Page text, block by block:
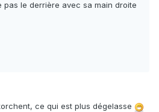
pas le derrière avec sa main droite
ce qui est plus dégelasse